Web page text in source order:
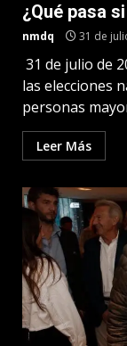
¿Qué pasa
nmdq 31 de
31 de julio de
las elecciones
personas
Leer Más